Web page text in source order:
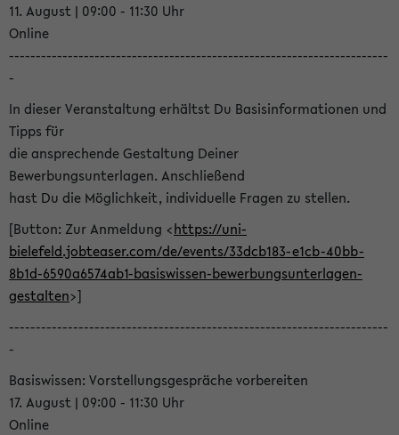
11. August | 09:00 - 11:30 Uhr
Online
-----------------------------------------------------------------------
-
In dieser Veranstaltung erhältst Du Basisinformationen und
Tipps für
die ansprechende Gestaltung Deiner
Bewerbungsunterlagen. Anschließend
hast Du die Möglichkeit, individuelle Fragen zu stellen.
[Button: Zur Anmeldung <https://uni-
bielefeld.jobteaser.com/de/events/33dcb183-e1cb-40bb-
8b1d-6590a6574ab1-basiswissen-bewerbungsunterlagen-
gestalten>]
-----------------------------------------------------------------------
-
Basiswissen: Vorstellungsgespräche vorbereiten
17. August | 09:00 - 11:30 Uhr
Online